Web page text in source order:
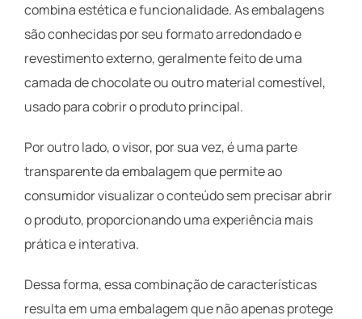
combina estética e funcionalidade. As embalagens
são conhecidas por seu formato arredondado e
revestimento externo, geralmente feito de uma
camada de chocolate ou outro material comestível,
usado para cobrir o produto principal.
Por outro lado, o visor, por sua vez, é uma parte
transparente da embalagem que permite ao
consumidor visualizar o conteúdo sem precisar abrir
o produto, proporcionando uma experiência mais
prática e interativa.
Dessa forma, essa combinação de características
resulta em uma embalagem que não apenas protege